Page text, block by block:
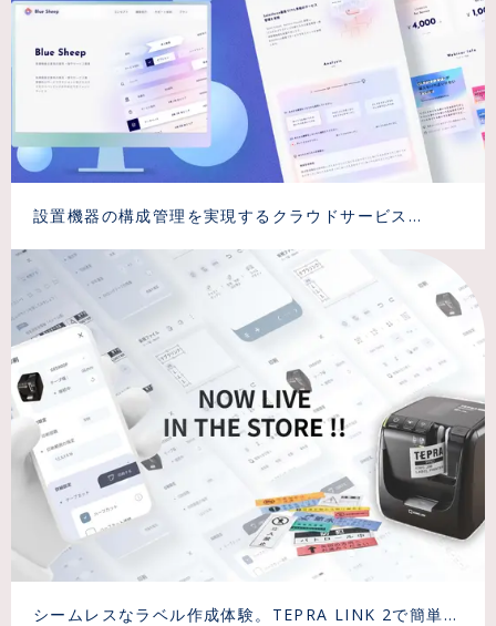
設置機器の構成管理を実現するクラウドサービス
（SaaS）の開発
シームレスなラベル作成体験。TEPRA LINK 2で簡単に